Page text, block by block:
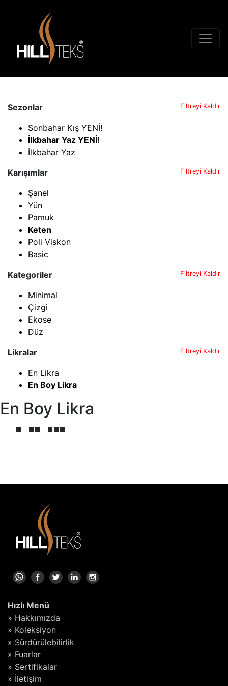
Sezonlar Filtreyi Kaldır
Sonbahar Kış YENİ!
İlkbahar Yaz YENİ!
İlkbahar Yaz
Karışımlar
Filtreyi Kaldır
Şanel
Yün
Pamuk
Keten
Poli Viskon
Basic
Kategoriler
Filtreyi Kaldır
Minimal
Çizgi
Ekose
Düz
Likralar
Filtreyi Kaldır
En Likra
En Boy Likra
En Boy Likra
Hızlı Menü
» Hakkımızda
» Koleksiyon
» Sürdürülebilirlik
» Fuarlar
» Sertifikalar
» İletişim